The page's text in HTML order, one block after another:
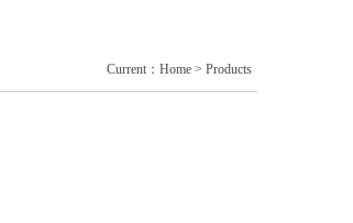
Current： Home > Products